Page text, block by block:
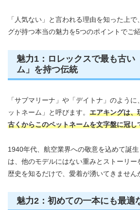
「人気ない」と言われる理由を知った上
グが持つ本当の魅力を5つのポイントでご紹
魅力1：ロレックスで最も古い
ム」を持つ伝統
「サブマリーナ」や「デイトナ」のよう
ットネーム」と呼びます。 エアキングは、
古くからこのペットネームを文字盤に冠し
1940年代、航空業界への敬意を込めて誕
は、他のモデルにはない重みとストーリ
歴史を知るだけで、愛着が湧いてきません
魅力2：初めての一本にも最適